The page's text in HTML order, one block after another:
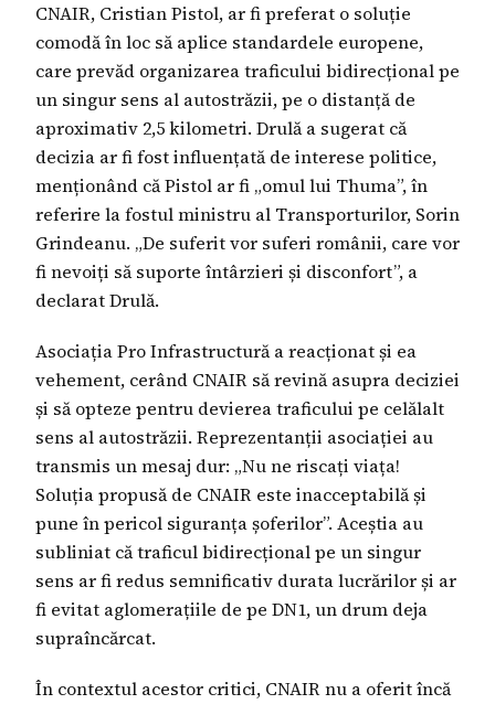
CNAIR, Cristian Pistol, ar fi preferat o soluție
comodă în loc să aplice standardele europene,
care prevăd organizarea traficului bidirecțional pe
un singur sens al autostrăzii, pe o distanță de
aproximativ 2,5 kilometri. Drulă a sugerat că
decizia ar fi fost influențată de interese politice,
menționând că Pistol ar fi „omul lui Thuma”, în
referire la fostul ministru al Transporturilor, Sorin
Grindeanu. „De suferit vor suferi românii, care vor
fi nevoiți să suporte întârzieri și disconfort”, a
declarat Drulă.
Asociația Pro Infrastructură a reacționat și ea
vehement, cerând CNAIR să revină asupra deciziei
și să opteze pentru devierea traficului pe celălalt
sens al autostrăzii. Reprezentanții asociației au
transmis un mesaj dur: „Nu ne riscați viața!
Soluția propusă de CNAIR este inacceptabilă și
pune în pericol siguranța șoferilor”. Aceștia au
subliniat că traficul bidirecțional pe un singur
sens ar fi redus semnificativ durata lucrărilor și ar
fi evitat aglomerațiile de pe DN1, un drum deja
supraîncărcat.
În contextul acestor critici, CNAIR nu a oferit încă